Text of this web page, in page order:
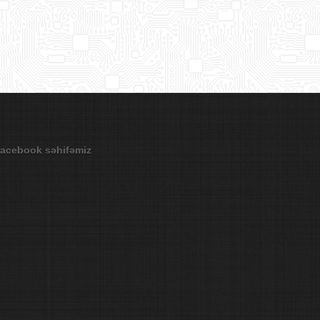
səhifəmiz